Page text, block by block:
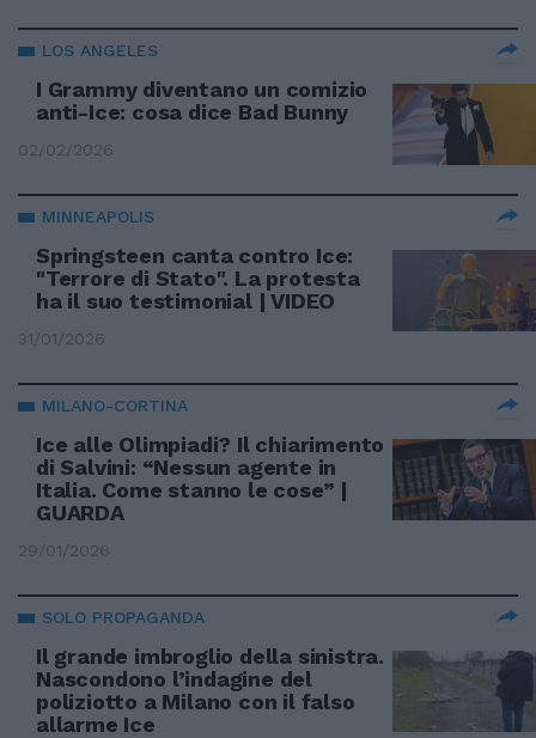
LOS ANGELES
I Grammy diventano un comizio
anti-Ice: cosa dice Bad Bunny
02/02/2026
MINNEAPOLIS
Springsteen canta contro Ice:
"Terrore di Stato". La protesta
ha il suo testimonial | VIDEO
31/01/2026
MILANO-CORTINA
Ice alle Olimpiadi? Il chiarimento
di Salvini: “Nessun agente in
Italia. Come stanno le cose” |
GUARDA
29/01/2026
SOLO PROPAGANDA
Il grande imbroglio della sinistra.
Nascondono l’indagine del
poliziotto a Milano con il falso
allarme Ice